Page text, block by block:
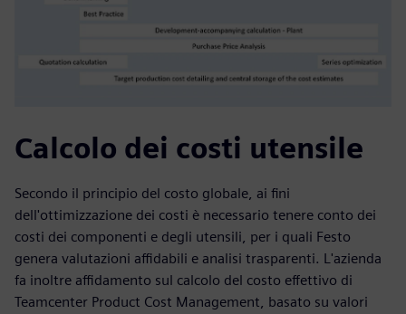
Calcolo dei costi utensile
Secondo il principio del costo globale, ai fini
dell'ottimizzazione dei costi è necessario tenere conto dei
costi dei componenti e degli utensili, per i quali Festo
genera valutazioni affidabili e analisi trasparenti. L'azienda
fa inoltre affidamento sul calcolo del costo effettivo di
Teamcenter Product Cost Management, basato su valori